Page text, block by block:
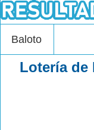
Baloto
Lotería de